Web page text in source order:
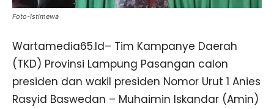
Foto-Istimewa
Wartamedia65.Id– Tim Kampanye Daerah
(TKD) Provinsi Lampung Pasangan calon
presiden dan wakil presiden Nomor Urut 1 Anies
Rasyid Baswedan – Muhaimin Iskandar (Amin)